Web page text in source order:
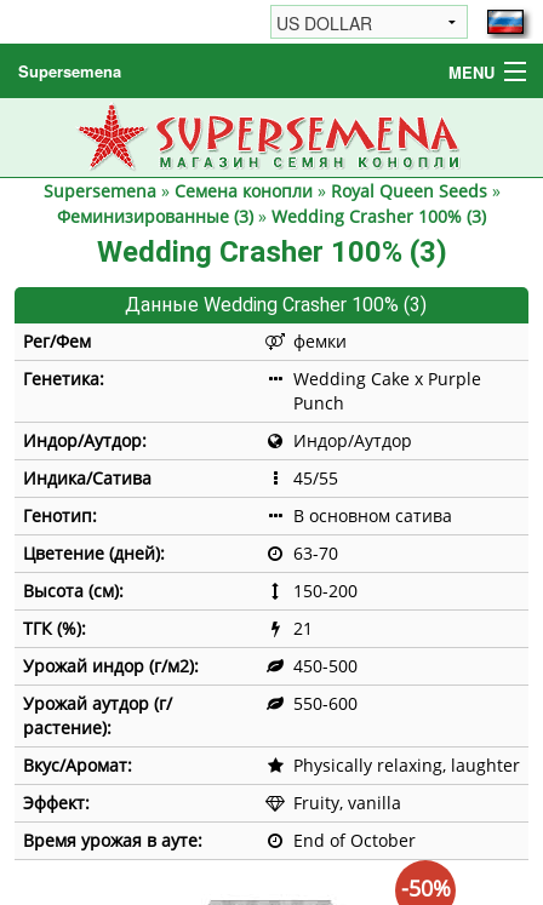
Supersemena MENU
Семена конопли
Другие товары
Как заказать / FAQ
Supersemena» Семена конопли» Royal Queen Seeds»
Феминизированные (3)» Wedding Crasher 100% (3)
Wedding Crasher 100% (3)
Данные Wedding Crasher 100% (3)
Рег/Фем
фемки
Генетика:
Wedding Cake x Purple
Punch
Индор/Аутдор:
Индор/Аутдор
Индика/Сатива
45/55
Генотип:
В основном сатива
Цветение (дней):
63-70
Высота (см):
150-200
ТГК (%):
21
Урожай индор (г/м2):
450-500
Урожай аутдор (г/
растение):
550-600
Вкус/Аромат:
Physically relaxing, laughter
Эффект:
Fruity, vanilla
Время урожая в ауте:
End of October
-50%